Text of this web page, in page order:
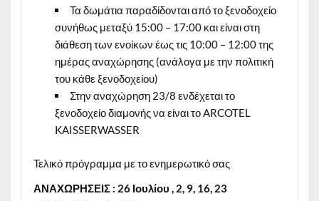
Τα δωμάτια παραδίδονται από το ξενοδοχείο
συνήθως μεταξύ 15:00 – 17:00 και είναι στη
διάθεση των ενοίκων έως τις 10:00 – 12:00 της
ημέρας αναχώρησης (ανάλογα με την πολιτική
του κάθε ξενοδοχείου)
Στην αναχώρηση 23/8 ενδέχεται το
ξενοδοχείο διαμονής να είναι το ARCOTEL
KAISSERWASSER
Τελικό πρόγραμμα με το ενημερωτικό σας
ΑΝΑΧΩΡΗΣΕΙΣ : 26 Ιουλίου , 2, 9, 16, 23